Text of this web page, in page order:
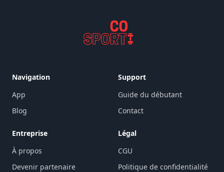
Navigation
App
Blog
Support
Guide du débutant
Contact
Entreprise
À propos
Devenir partenaire
Légal
CGU
Politique de confidentialité